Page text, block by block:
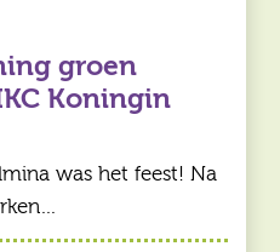
groen
Koningin
was het feest! Na